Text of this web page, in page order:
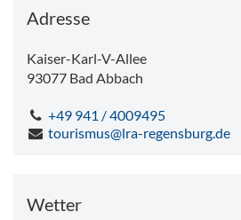
Adresse
Kaiser-Karl-V-Allee
93077 Bad Abbach
+49 941 / 4009495
tourismus@lra-regensburg.de
Wetter